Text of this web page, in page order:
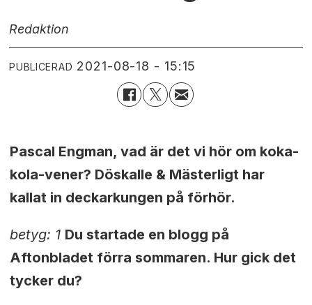
Redaktion
PUBLICERAD 2021-08-18 - 15:15
Pascal Engman, vad är det vi hör om koka-
kola-vener? Döskalle & Mästerligt har
kallat in deckarkungen på förhör.
betyg: 1 Du startade en blogg på
Aftonbladet förra sommaren. Hur gick det
tycker du?